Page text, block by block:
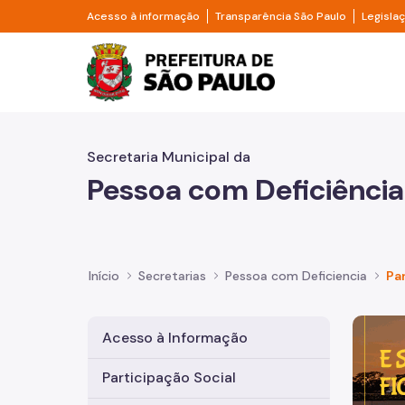
Pular para o Conteúdo principal
Acesso à informação Divisor de acesso à informação
Transparência São Paulo Divisor
Prefeitura de São
Secretaria Municipal da
Pessoa com Deficiência
Início Secretarias Pessoa com Deficiencia
Acesso à Informação
Participação Social